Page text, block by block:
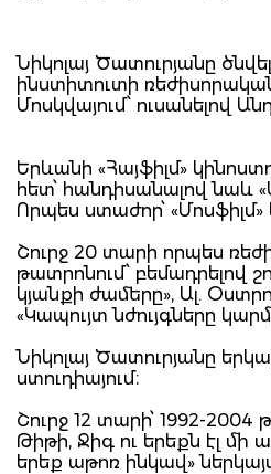
Նիկոլայ Ծատուրյանը
ինստիտուտի
Մոսկվայում՝ ուսանելով
Երևանի «Հայֆիլմ»
հետ՝ հանդիսանալով նաև
Որպես ստաժոր՝
Շուրջ 20 տարի որպես
թատրոնում՝ բեմադրելով
կյանքի ժամերը», Ալ.
«Կապույտ նժույգները
Նիկոլայ Ծատուրյանը
ստուդիայում։
Շուրջ 12 տարի՝ 1992-
Թիթի, Ջիգ ու երեքն էլ մի
երեք աթոռ ինկավ»